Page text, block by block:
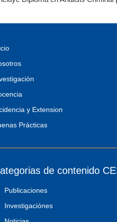
y Extension
Prácticas
de contenido
Publicaciones
Investigaciónes